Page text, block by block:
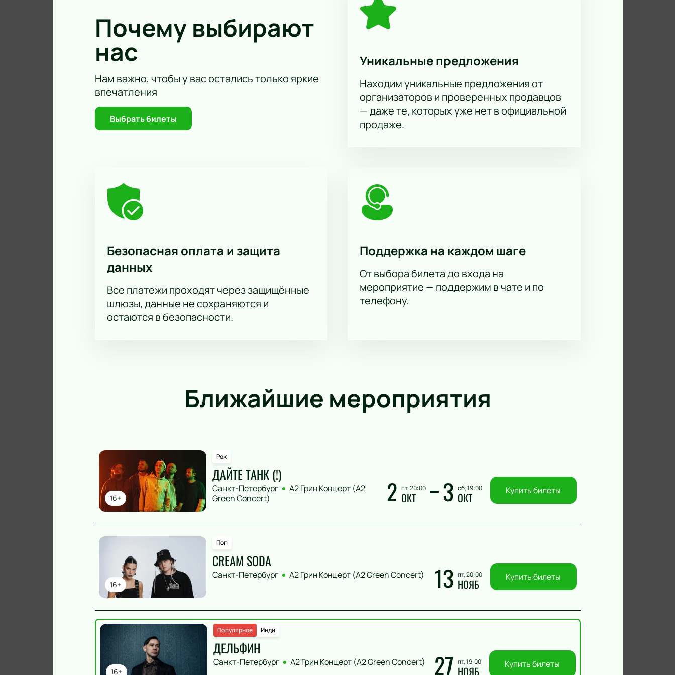
Почему выбирают
нас
Нам важно, чтобы у вас остались только яркие
впечатления
Выбрать билеты
Уникальные предложения
Находим уникальные предложения от
организаторов и проверенных продавцов
— даже те, которых уже нет в официальной
продаже.
Безопасная оплата и защита
данных
Все платежи проходят через защищённые
шлюзы, данные не сохраняются и
остаются в безопасности.
Поддержка на каждом шаге
От выбора билета до входа на
мероприятие — поддержим в чате и по
телефону.
Ближайшие мероприятия
16+
Рок
ДАЙТЕ ТАНК (!)
Санкт-Петербург
А2 Грин Концерт (A2
Green Concert)
2 пт, 20:00
ОКТ 3 сб, 19:00
ОКТ Купить билеты
16+
Поп
CREAM SODA
Санкт-Петербург А2 Грин Концерт (A2 Green Concert) 13 пт, 20:00
НОЯБ Купить билеты
16+
Инди
Популярное
ДЕЛЬФИН
Санкт-Петербург А2 Грин Концерт (A2 Green Concert) 27 пт, 19:00
НОЯБ Купить билеты